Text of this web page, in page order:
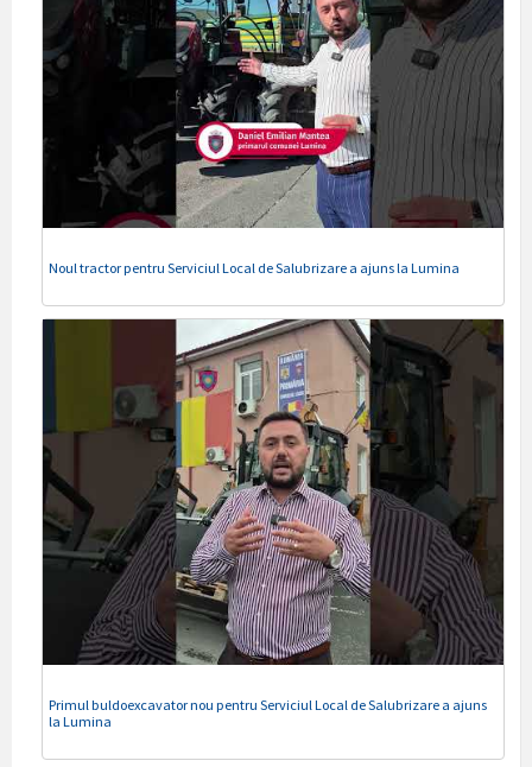
Noul tractor pentru Serviciul Local de Salubrizare a ajuns la Lumina
Primul buldoexcavator nou pentru Serviciul Local de Salubrizare a ajuns
la Lumina